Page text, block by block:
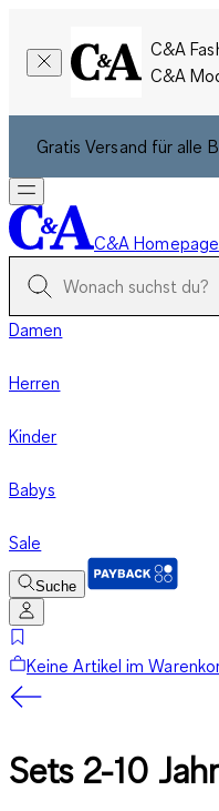
C&A
C&A
Gratis Versand für alle
C&A Homepage
Damen
Herren
Kinder
Babys
Sale
Suche
Keine Artikel im
Sets 2-10